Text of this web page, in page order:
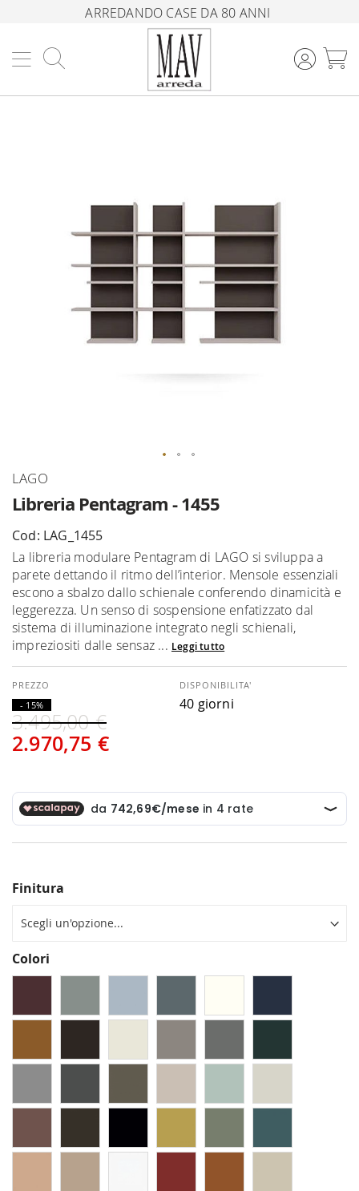
ARREDANDO CASE DA 80 ANNI
Libreria Pentagram - 1455
LAGO
Cod: LAG_1455
La libreria modulare Pentagram di LAGO si sviluppa a
parete dettando il ritmo dell’interior. Mensole essenziali
escono a sbalzo dallo schienale conferendo dinamicità e
leggerezza. Un senso di sospensione enfatizzato dal
sistema di illuminazione integrato negli schienali,
impreziositi dalle sensaz ... Leggi tutto
2.970,75 €
3.495,00 €
- 15%
DISPONIBILITA'
40 giorni
Finitura
Colori
Vai
della
galleria
di
immagini